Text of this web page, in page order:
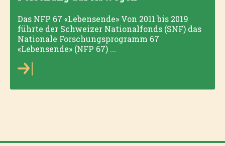
Das NFP 67 «Lebensende» Von 2011 bis 2019
führte der Schweizer Nationalfonds (SNF) das
Nationale Forschungsprogramm 67
«Lebensende» (NFP 67) ...